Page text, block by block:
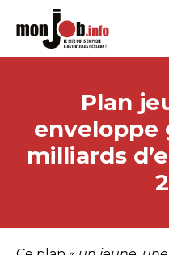
Plan
enveloppe
milliards